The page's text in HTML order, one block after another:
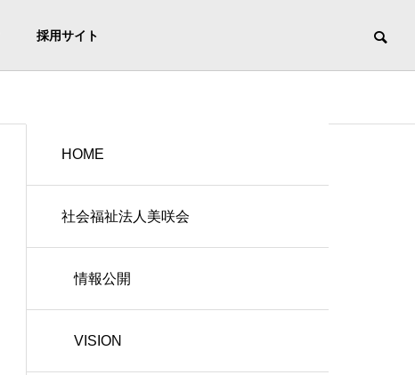
採用サイト
HOME
社会福祉法人美咲会
情報公開
VISION